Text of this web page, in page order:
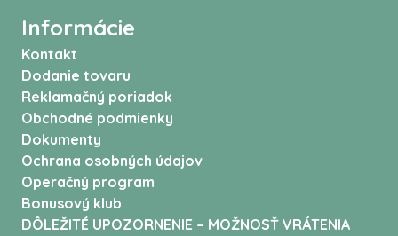
Informácie
Kontakt
Dodanie tovaru
Reklamačný poriadok
Obchodné podmienky
Dokumenty
Ochrana osobných údajov
Operačný program
Bonusový klub
DÔLEŽITÉ UPOZORNENIE – MOŽNOSŤ VRÁTENIA